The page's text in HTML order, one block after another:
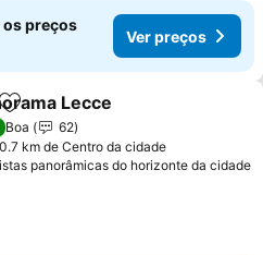
os preços
Ver preços
Adicionar aos favoritos
Lecce
Boa
62
km de Centro da cidade
panorâmicas do horizonte da cidade